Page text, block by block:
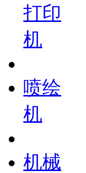
打印
机
喷绘
机
机械